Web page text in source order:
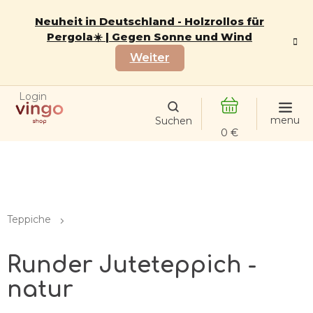
Neuheit in Deutschland - Holzrollos für
Pergola☀️ | Gegen Sonne und Wind
Weiter
Login
WARENKORB
Teppiche
Runder Juteteppich -
natur